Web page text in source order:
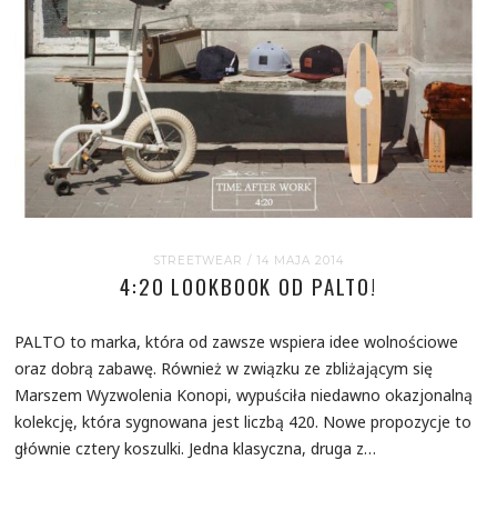
STREETWEAR / 14 MAJA 2014
4:20 LOOKBOOK OD PALTO!
PALTO to marka, która od zawsze wspiera idee wolnościowe
oraz dobrą zabawę. Również w związku ze zbliżającym się
Marszem Wyzwolenia Konopi, wypuściła niedawno okazjonalną
kolekcję, która sygnowana jest liczbą 420. Nowe propozycje to
głównie cztery koszulki. Jedna klasyczna, druga z…